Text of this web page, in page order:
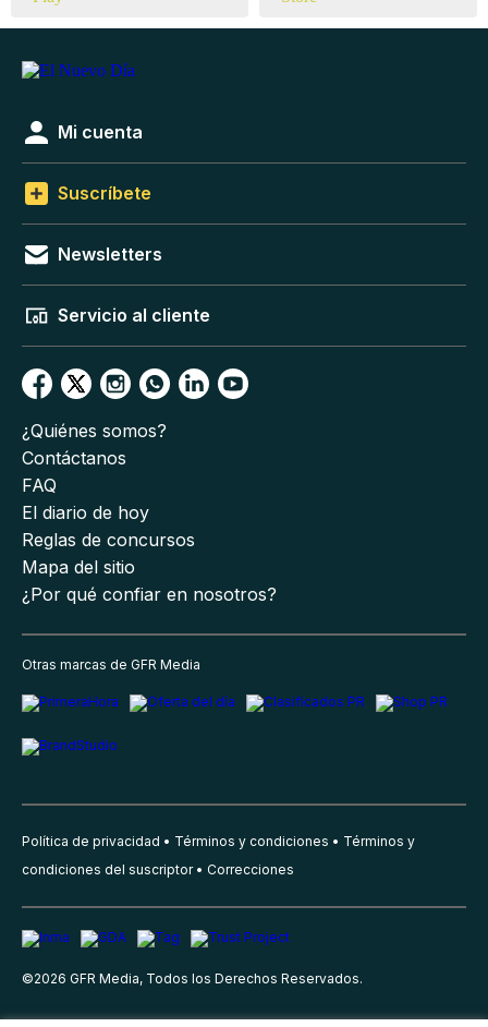
Mi cuenta
Suscríbete
Newsletters
Servicio al cliente
¿Quiénes somos?
Contáctanos
FAQ
El diario de hoy
Reglas de concursos
Mapa del sitio
¿Por qué confiar en nosotros?
Otras marcas de GFR Media
Política de privacidad Términos y condiciones
Términos y
condiciones del suscriptor
Correcciones
©2026 GFR Media, Todos los Derechos Reservados.